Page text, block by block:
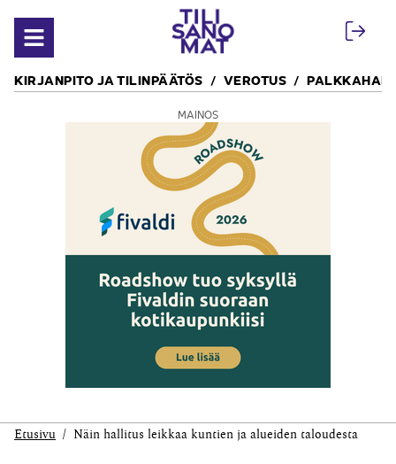
Avaa valikko
KIRJANPITO JA TILINPÄÄTÖS VEROTUS
MAINOS
Etusivu Näin hallitus leikkaa kuntien ja alueiden taloudesta